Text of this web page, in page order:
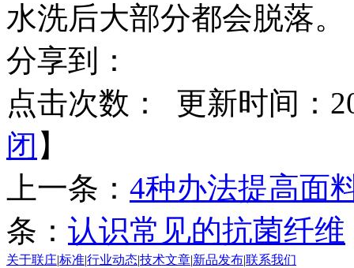
水洗后大部分都会脱落。
分享到：
点击次数：
更新时间：
闭 】
上一条： 4种办法提高面
条： 认识常见的抗菌纤维
关于联庄标准行业动态技术文章 新品发布联系我们